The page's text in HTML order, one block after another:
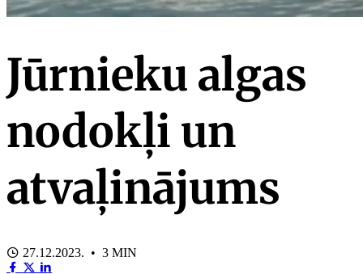
Jūrnieku algas
nodokļi un
atvaļinājums
27.12.2023. • 3 MIN